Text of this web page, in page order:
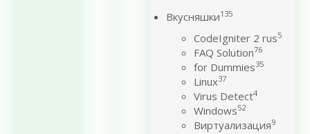
Вкусняшки135
CodeIgniter 2 rus5
FAQ Solution76
for Dummies35
Linux37
Virus Detect4
Windows52
Виртуализация9